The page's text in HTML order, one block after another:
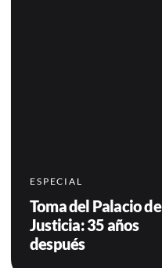
ESPECIAL
Toma del Palacio de
Justicia: 35 años
después